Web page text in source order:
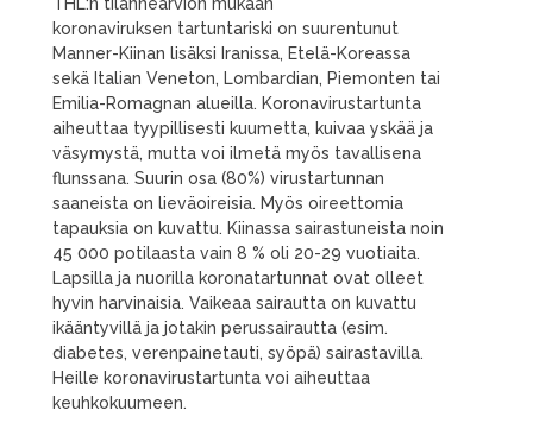
koronaviruksen tartuntariski on suurentunut
Manner-Kiinan lisäksi Iranissa, Etelä-Koreassa
sekä Italian Veneton, Lombardian, Piemonten tai
Emilia-Romagnan alueilla. Koronavirustartunta
aiheuttaa tyypillisesti kuumetta, kuivaa yskää ja
väsymystä, mutta voi ilmetä myös tavallisena
flunssana. Suurin osa (80%) virustartunnan
saaneista on lieväoireisia. Myös oireettomia
tapauksia on kuvattu. Kiinassa sairastuneista noin
45 000 potilaasta vain 8 % oli 20-29 vuotiaita.
Lapsilla ja nuorilla koronatartunnat ovat olleet
hyvin harvinaisia. Vaikeaa sairautta on kuvattu
ikääntyvillä ja jotakin perussairautta (esim.
diabetes, verenpainetauti, syöpä) sairastavilla.
Heille koronavirustartunta voi aiheuttaa
keuhkokuumeen.